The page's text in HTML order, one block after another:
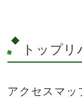
トップリ
アクセスマッ